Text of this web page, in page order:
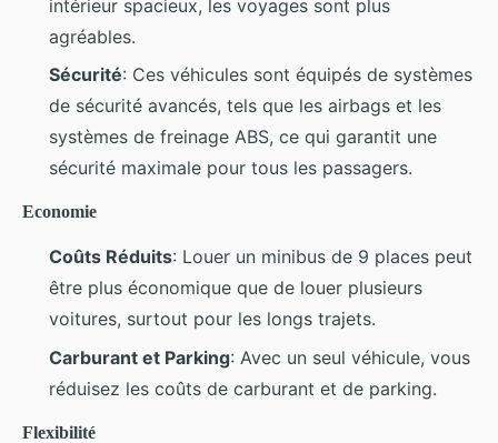
intérieur spacieux, les voyages sont plus
agréables.
Sécurité: Ces véhicules sont équipés de systèmes
de sécurité avancés, tels que les airbags et les
systèmes de freinage ABS, ce qui garantit une
sécurité maximale pour tous les passagers.
Economie
Coûts Réduits: Louer un minibus de 9 places peut
être plus économique que de louer plusieurs
voitures, surtout pour les longs trajets.
Carburant et Parking: Avec un seul véhicule, vous
réduisez les coûts de carburant et de parking.
Flexibilité